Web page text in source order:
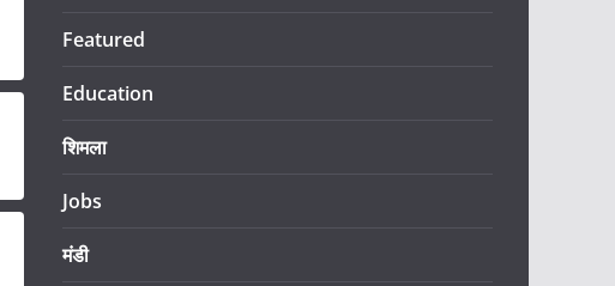
Featured
Education
शिमला
Jobs
मंडी